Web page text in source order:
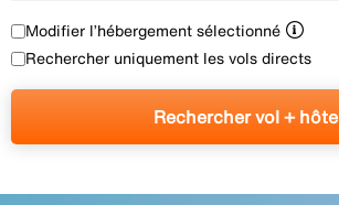
Modifier l’hébergement sélectionné
Rechercher uniquement les vols directs
Rechercher vol + hôtel